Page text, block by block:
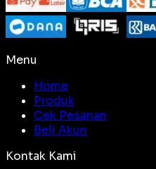
Menu
Home
Produk
Cek Pesanan
Beli Akun
Kontak Kami